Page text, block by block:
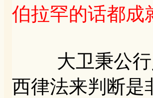
伯拉罕的话都成
大卫秉公行义
西律法来判断是